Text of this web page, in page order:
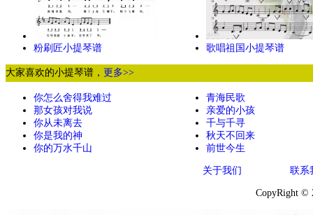
粉刷匠小提琴谱 歌唱祖国小提琴谱
大家喜欢的小提琴谱， 更多>>
你怎么舍得我难过
那女孩对我说
你从未离去
你是我的神
你的万水千山
青海民歌
亲爱的小孩
千与千寻
秋天不回来
前世今生
关于我们 联系
CopyRight ©